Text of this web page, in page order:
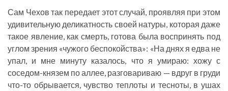
Сам Чехов так передает этот случай, проявляя при этом
удивительную деликатность своей натуры, которая даже
такое явление, как смерть, готова была воспринять под
углом зрения «чужого беспокойства»: «На днях я едва не
упал, и мне минуту казалось, что я умираю: хожу с
соседом-князем по аллее, разговариваю — вдруг в груди
что-то обрывается, чувство теплоты и тесноты, в ушах